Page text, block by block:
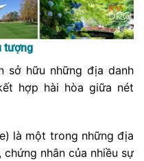
tượng
sở hữu những địa danh
hợp hài hòa giữa nét
là một trong những địa
nhân của nhiều sự